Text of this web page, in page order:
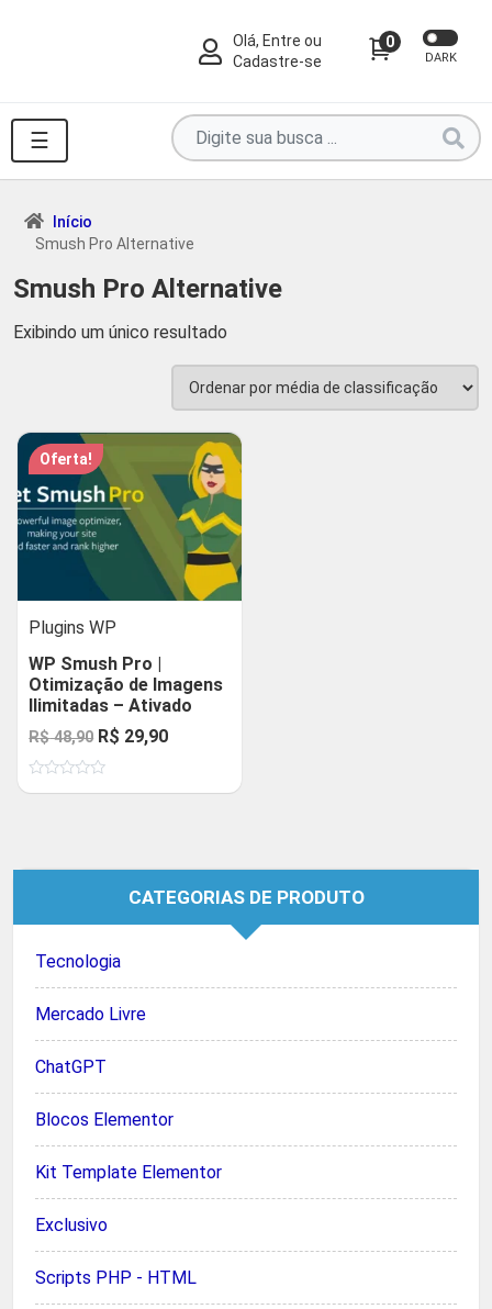
Olá, Entre ou
Cadastre-se
0
DARK
☰
Pesquise
por
produtos
...
Início
Smush Pro Alternative
Smush Pro Alternative
Exibindo um único resultado
Oferta!
Plugins WP
WP Smush Pro |
Otimização de Imagens
Ilimitadas – Ativado
R$48,90 O
preço
original
R$ 29,90O
atual
CATEGORIAS DE PRODUTO
Tecnologia
Mercado Livre
ChatGPT
Blocos Elementor
Kit Template Elementor
Exclusivo
Scripts PHP - HTML